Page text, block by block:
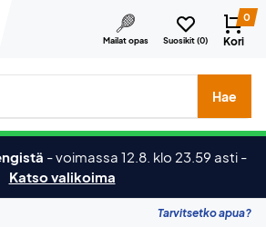
Mailat opas Suosikit (0)
0
Kori
merkkejä jne.
Hae
-voimassa 12.8. klo 23.59 asti -
Katso valikoima
Tarvitsetko apua?